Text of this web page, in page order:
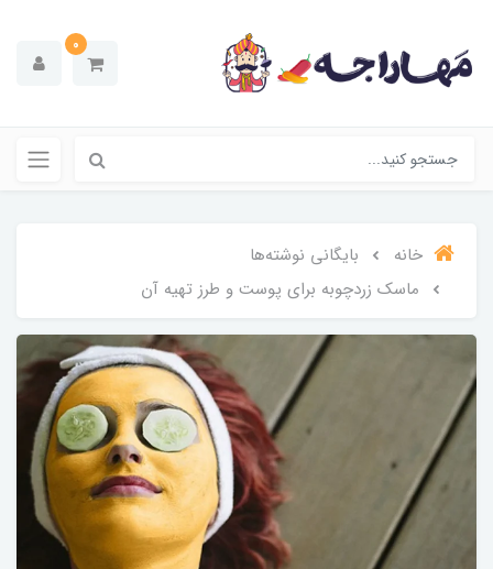
0
خانه
بایگانی نوشته‌ها
ماسک زردچوبه برای پوست و طرز تهیه آن